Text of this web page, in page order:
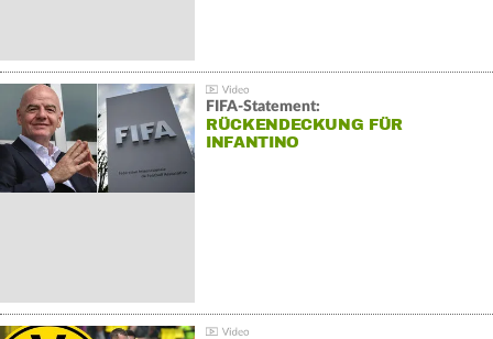
FIFA-Statement:
RÜCKENDECKUNG FÜR
INFANTINO